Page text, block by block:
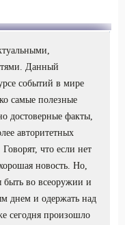
Данный
событий в мире
самые полезные
достоверные факты,
авторитетных
что если нет
новость. Но,
быть во всеоружии и
днем и одержать над
сегодня произошло